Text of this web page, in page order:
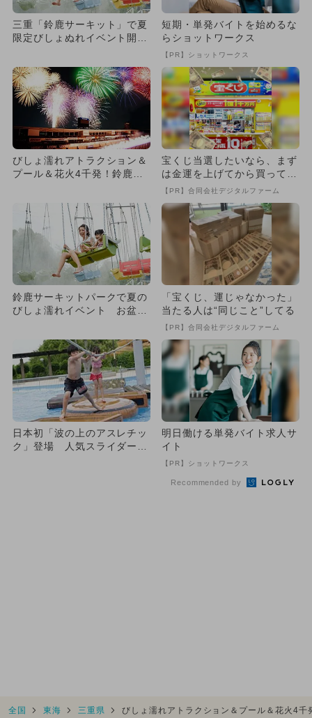
三重「鈴鹿サーキット」で夏
限定びしょぬれイベント開
短期・単発バイトを始めるな
らショットワークス
【PR】ショットワークス
びしょ濡れアトラクション＆
プール＆花火4千発！鈴鹿サ
宝くじ当選したいなら、まず
は金運を上げてから買ってみ
て
【PR】合同会社デジタルファーム
鈴鹿サーキットパークで夏の
びしょ濡れイベント お盆に
「宝くじ、運じゃなかった」
当たる人は“同じこと”してる
【PR】合同会社デジタルファーム
日本初「波の上のアスレチッ
ク」登場 人気スライダー＆
明日働ける単発バイト求人サ
イト
【PR】ショットワークス
Recommended by
全国 東海 三重県 びしょ濡れアトラクション＆プール＆花火4